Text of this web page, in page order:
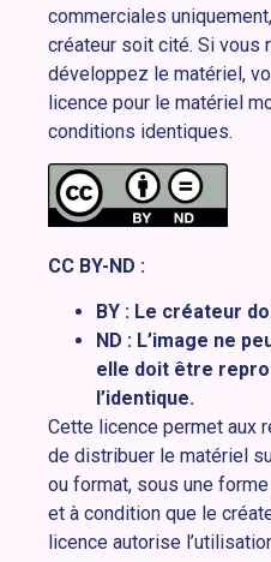
commerciales
créateur soit cité. Si vous
développez le matériel,
licence pour le matériel
conditions identiques.
CC BY-ND :
BY : Le créateur
ND : L’image ne
elle doit être
l’identique.
Cette licence permet aux
de distribuer le matériel
ou format, sous une
et à condition que le
licence autorise